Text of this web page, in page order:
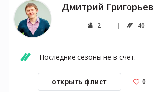
Дмитрий Григорьев
2 40
Последние сезоны не в счёт.
открыть флист 0